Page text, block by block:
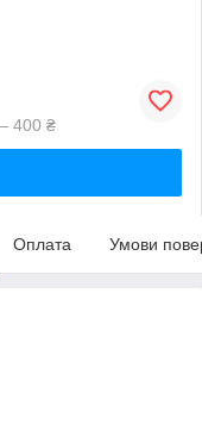
400 ₴
Оплата Умови